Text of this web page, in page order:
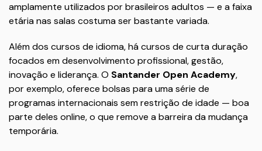
amplamente utilizados por brasileiros adultos — e a faixa
etária nas salas costuma ser bastante variada.
Além dos cursos de idioma, há cursos de curta duração
focados em desenvolvimento profissional, gestão,
inovação e liderança. O Santander Open Academy,
por exemplo, oferece bolsas para uma série de
programas internacionais sem restrição de idade — boa
parte deles online, o que remove a barreira da mudança
temporária.